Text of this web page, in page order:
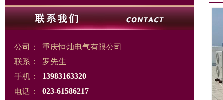
公司：
重庆恒灿电气有限公司
联系：
罗先生
手机：
13983163320
电话： 023-61586217